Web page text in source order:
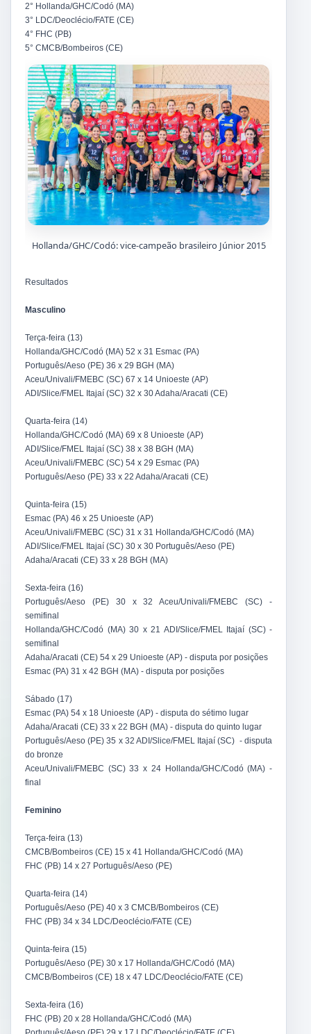
2° Hollanda/GHC/Codó (MA)
3° LDC/Deoclécio/FATE (CE)
4° FHC (PB)
5° CMCB/Bombeiros (CE)
Hollanda/GHC/Codó: vice-campeão brasileiro Júnior 2015
Resultados
Masculino
Terça-feira (13)
Hollanda/GHC/Codó (MA) 52 x 31 Esmac (PA)
Português/Aeso (PE) 36 x 29 BGH (MA)
Aceu/Univali/FMEBC (SC) 67 x 14 Unioeste (AP)
ADI/Slice/FMEL Itajaí (SC) 32 x 30 Adaha/Aracati (CE)
Quarta-feira (14)
Hollanda/GHC/Codó (MA) 69 x 8 Unioeste (AP)
ADI/Slice/FMEL Itajaí (SC) 38 x 38 BGH (MA)
Aceu/Univali/FMEBC (SC) 54 x 29 Esmac (PA)
Português/Aeso (PE) 33 x 22 Adaha/Aracati (CE)
Quinta-feira (15)
Esmac (PA) 46 x 25 Unioeste (AP)
Aceu/Univali/FMEBC (SC) 31 x 31 Hollanda/GHC/Codó (MA)
ADI/Slice/FMEL Itajaí (SC) 30 x 30 Português/Aeso (PE)
Adaha/Aracati (CE) 33 x 28 BGH (MA)
Sexta-feira (16)
Português/Aeso (PE) 30 x 32 Aceu/Univali/FMEBC (SC) -
semifinal
Hollanda/GHC/Codó (MA) 30 x 21 ADI/Slice/FMEL Itajaí (SC) -
semifinal
Adaha/Aracati (CE) 54 x 29 Unioeste (AP) - disputa por posições
Esmac (PA) 31 x 42 BGH (MA) - disputa por posições
Sábado (17)
Esmac (PA) 54 x 18 Unioeste (AP) - disputa do sétimo lugar
Adaha/Aracati (CE) 33 x 22 BGH (MA) - disputa do quinto lugar
Português/Aeso (PE) 35 x 32 ADI/Slice/FMEL Itajaí (SC) - disputa
do bronze
Aceu/Univali/FMEBC (SC) 33 x 24 Hollanda/GHC/Codó (MA) -
final
Feminino
Terça-feira (13)
CMCB/Bombeiros (CE) 15 x 41 Hollanda/GHC/Codó (MA)
FHC (PB) 14 x 27 Português/Aeso (PE)
Quarta-feira (14)
Português/Aeso (PE) 40 x 3 CMCB/Bombeiros (CE)
FHC (PB) 34 x 34 LDC/Deoclécio/FATE (CE)
Quinta-feira (15)
Português/Aeso (PE) 30 x 17 Hollanda/GHC/Codó (MA)
CMCB/Bombeiros (CE) 18 x 47 LDC/Deoclécio/FATE (CE)
Sexta-feira (16)
FHC (PB) 20 x 28 Hollanda/GHC/Codó (MA)